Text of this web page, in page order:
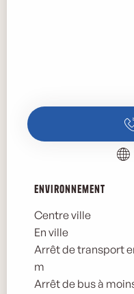
Environnement
Environnement
Centre ville
En ville
Arrêt de transport
m
Arrêt de bus à